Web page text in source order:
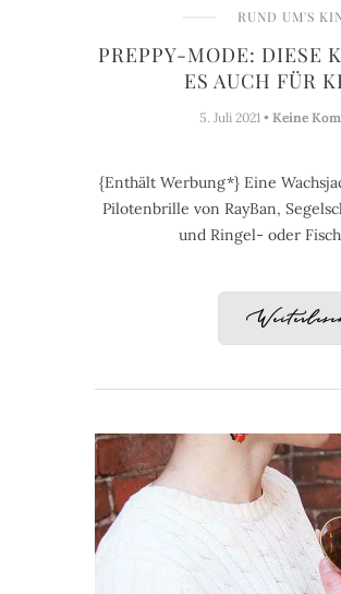
RUND UM'S
PREPPY-MODE: DIESE
ES AUCH FÜR
5. Juli 2021 • Keine
{Enthält Werbung*} Eine
Pilotenbrille von RayBan,
und Ringel- oder